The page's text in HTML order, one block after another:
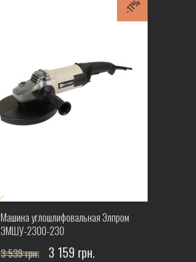
-11%
Машина углошлифовальная Элпром
ЭМШУ-2300-230
3 539 грн. 3 159 грн.